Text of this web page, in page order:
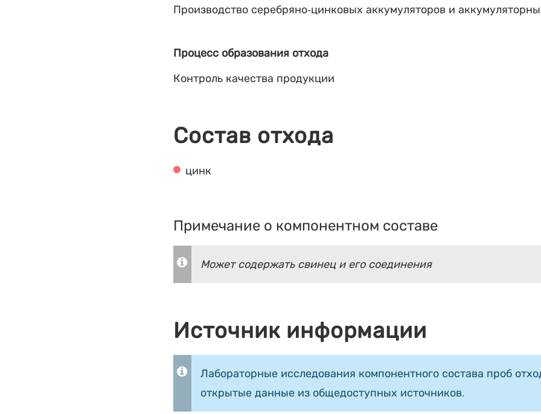
Производство серебряно-цинковых аккумуляторов и
Процесс образования отхода
Контроль качества продукции
Состав отхода
цинк
Примечание о компонентном составе
Может содержать свинец и его соединения
Источник информации
Лабораторные исследования компонентного состава проб
открытые данные из общедоступных источников.